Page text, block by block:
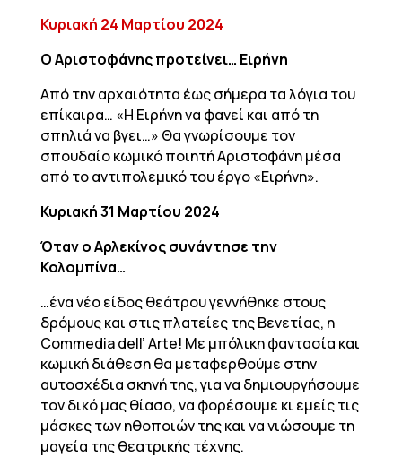
Κυριακή 24 Μαρτίου 2024
Ο Αριστοφάνης προτείνει… Ειρήνη
Από την αρχαιότητα έως σήμερα τα λόγια του
επίκαιρα… «Η Ειρήνη να φανεί και από τη
σπηλιά να βγει…» Θα γνωρίσουμε τον
σπουδαίο κωμικό ποιητή Αριστοφάνη μέσα
από το αντιπολεμικό του έργο «Ειρήνη».
Κυριακή 31 Μαρτίου 2024
Όταν ο Αρλεκίνος συνάντησε την
Κολομπίνα…
…ένα νέο είδος θεάτρου γεννήθηκε στους
δρόμους και στις πλατείες της Βενετίας, η
Commedia dell’ Arte! Με μπόλικη φαντασία και
κωμική διάθεση θα μεταφερθούμε στην
αυτοσχέδια σκηνή της, για να δημιουργήσουμε
τον δικό μας θίασο, να φορέσουμε κι εμείς τις
μάσκες των ηθοποιών της και να νιώσουμε τη
μαγεία της θεατρικής τέχνης.